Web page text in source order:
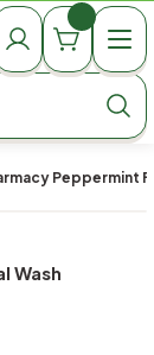
Peppermint
Wash